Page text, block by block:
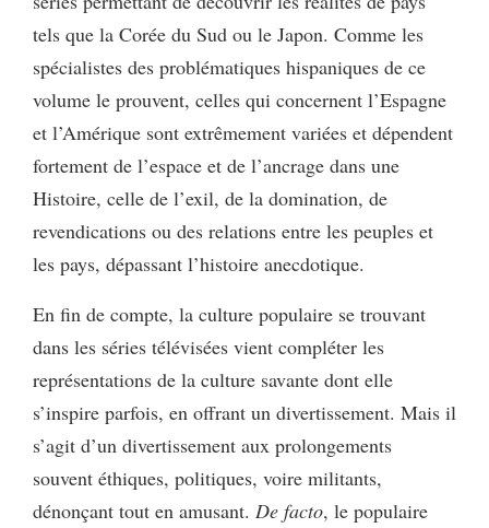
tels que la Corée du Sud ou le Japon. Comme les
spécialistes des problématiques hispaniques de ce
volume le prouvent, celles qui concernent l’Espagne
et l’Amérique sont extrêmement variées et dépendent
fortement de l’espace et de l’ancrage dans une
Histoire, celle de l’exil, de la domination, de
revendications ou des relations entre les peuples et
les pays, dépassant l’histoire anecdotique.
En fin de compte, la culture populaire se trouvant
dans les séries télévisées vient compléter les
représentations de la culture savante dont elle
s’inspire parfois, en offrant un divertissement. Mais il
s’agit d’un divertissement aux prolongements
souvent éthiques, politiques, voire militants,
dénonçant tout en amusant. De facto, le populaire